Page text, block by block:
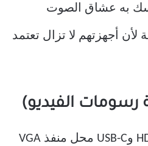
به عشاق الصوت
لأن أجهزتهم لا تزال تعتمد
في حين حلّت منافذ HDMI وUSB-C محل منفذ VGA